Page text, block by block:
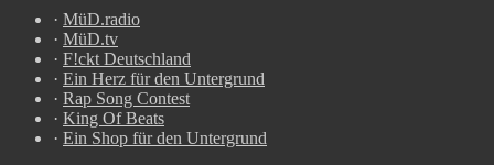
· MüD.radio
· MüD.tv
· F!ckt Deutschland
· Ein Herz für den Untergrund
· Rap Song Contest
· King Of Beats
· Ein Shop für den Untergrund